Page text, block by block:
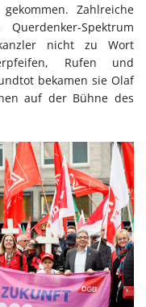
Zahlreiche
Spektrum
nicht zu Wort
Rufen und
bekamen sie Olaf
auf der Bühne des